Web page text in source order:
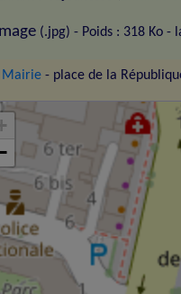
(.jpg) - Poids : 318 Ko -
Mairie - place de la